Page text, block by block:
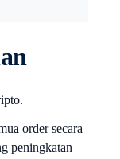
order secara
peningkatan